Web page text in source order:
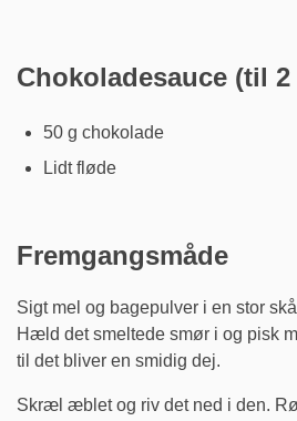
Chokoladesauce (til
50 g chokolade
Lidt fløde
Fremgangsmåde
Sigt mel og bagepulver i en stor
Hæld det smeltede smør i og pisk
til det bliver en smidig dej.
Skræl æblet og riv det ned i den.